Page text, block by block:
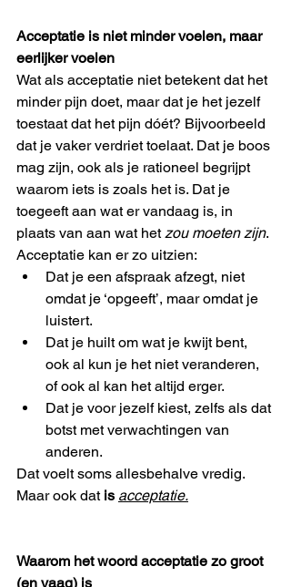
Acceptatie is niet minder voelen, maar
eerlijker voelen
Wat als acceptatie niet betekent dat het
minder pijn doet, maar dat je het jezelf
toestaat dat het pijn dóét? Bijvoorbeeld
dat je vaker verdriet toelaat. Dat je boos
mag zijn, ook als je rationeel begrijpt
waarom iets is zoals het is. Dat je
toegeeft aan wat er vandaag is, in
plaats van aan wat het zou moeten zijn.
Acceptatie kan er zo uitzien:
Dat je een afspraak afzegt, niet
omdat je ‘opgeeft’, maar omdat je
luistert.
Dat je huilt om wat je kwijt bent,
ook al kun je het niet veranderen,
of ook al kan het altijd erger.
Dat je voor jezelf kiest, zelfs als dat
botst met verwachtingen van
anderen.
Dat voelt soms allesbehalve vredig.
Maar ook dat is acceptatie.
Waarom het woord acceptatie zo groot
(en vaag) is